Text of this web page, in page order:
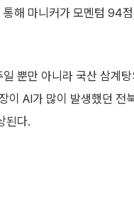
해 마니커가 모멘텀 94
뿐만 아니라 국산 삼계
이 AI가 많이 발생했던
된다.